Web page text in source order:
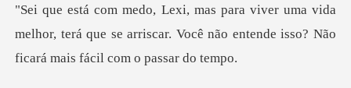
ida
melhor, terá que se arriscar. Você não entende